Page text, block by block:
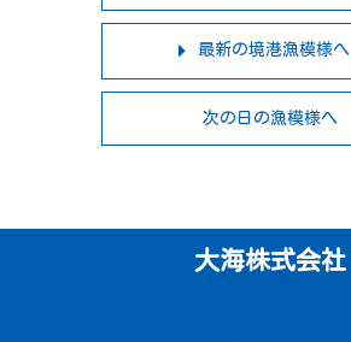
最新の境港漁模様へ
次の日の漁模様へ
大海株式会社